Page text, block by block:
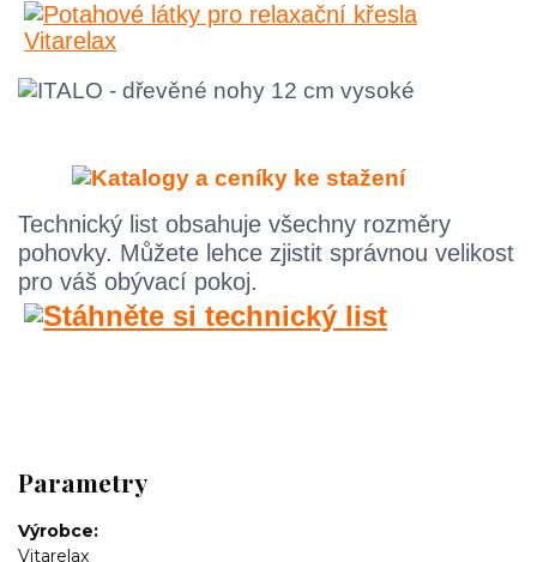
Technický list obsahuje všechny rozměry
pohovky. Můžete lehce zjistit správnou velikost
pro váš obývací pokoj.
Parametry
Výrobce
Vitarelax